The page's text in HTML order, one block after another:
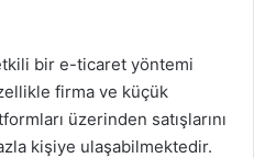
bir e-ticaret yöntemi
firma ve küçük
üzerinden satışlarını
kişiye ulaşabilmektedir.